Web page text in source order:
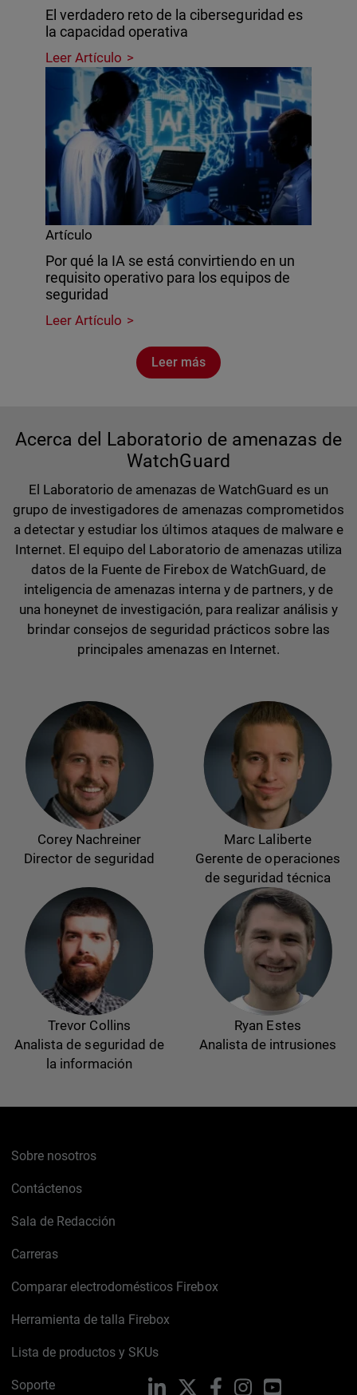
El verdadero reto de la ciberseguridad es
la capacidad operativa
Leer Artículo
Artículo
Por qué la IA se está convirtiendo en un
requisito operativo para los equipos de
seguridad
Leer Artículo
Leer más
Acerca del Laboratorio de amenazas de
WatchGuard
El Laboratorio de amenazas de WatchGuard es un
grupo de investigadores de amenazas comprometidos
a detectar y estudiar los últimos ataques de malware e
Internet. El equipo del Laboratorio de amenazas utiliza
datos de la Fuente de Firebox de WatchGuard, de
inteligencia de amenazas interna y de partners, y de
una honeynet de investigación, para realizar análisis y
brindar consejos de seguridad prácticos sobre las
principales amenazas en Internet.
Corey Nachreiner
Director de seguridad
Marc Laliberte
Gerente de operaciones
de seguridad técnica
Trevor Collins
Analista de seguridad de
la información
Ryan Estes
Analista de intrusiones
Sobre nosotros
Contáctenos
Sala de Redacción
Carreras
Comparar electrodomésticos Firebox
Herramienta de talla Firebox
Lista de productos y SKUs
Soporte LinkedIn FacebookInstagramYouTube